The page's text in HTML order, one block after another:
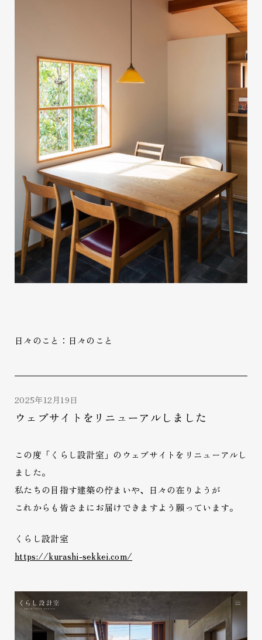
日々のこと：日々のこと
2025年12月19日
ウェブサイトをリニューアルしました
この度「くらし設計室」のウェブサイトをリニューアルし
ました。
私たちの目指す建築の佇まいや、日々の在りようが
これからも皆さまにお届けできますよう願っています。
くらし設計室
https://kurashi-sekkei.com/